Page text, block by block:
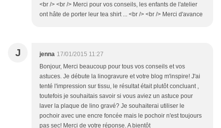
<br /> <br /> Merci pour vos conseils, les enfants de l'atelier
ont hâte de porter leur tea shirt ... <br /> <br /> Merci d'avance
J jenna 17/01/2015 11:27
Bonjour, Merci beaucoup pour tous vos conseils et vos
astuces. Je débute la linogravure et votre blog m'inspire! J'ai
tenté l'impression sur tissu, le résultat était plutôt concluant ,
toutefois je souhaitais savoir si vous aviez un astuce pour
laver la plaque de lino gravé? Je souhaiterai utiliser le
pochoir avec une encre foncée mais le pochoir n'est toujours
pas sec! Merci de votre réponse. A bientôt